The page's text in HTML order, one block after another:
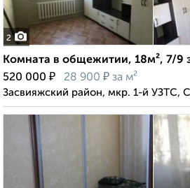
2
Комната в общежитии, 18м², 7/9
520 000 ₽ 28 900 ₽ за м²
Засвияжский район, мкр. 1-й УЗТС,